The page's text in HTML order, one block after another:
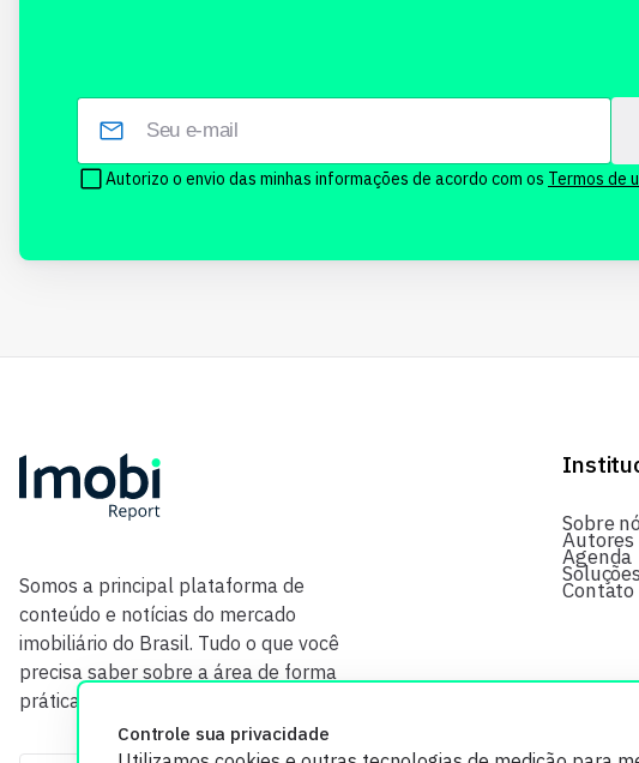
Controle sua privacidade
Autorizo o envio das minhas informações de acordo com os Termos de
Somos a principal plataforma de
conteúdo e notícias do mercado
imobiliário do Brasil. Tudo o que você
precisa saber sobre a área de forma
prática e com credibilidade.
Sobre
Autores
Agenda
Contato